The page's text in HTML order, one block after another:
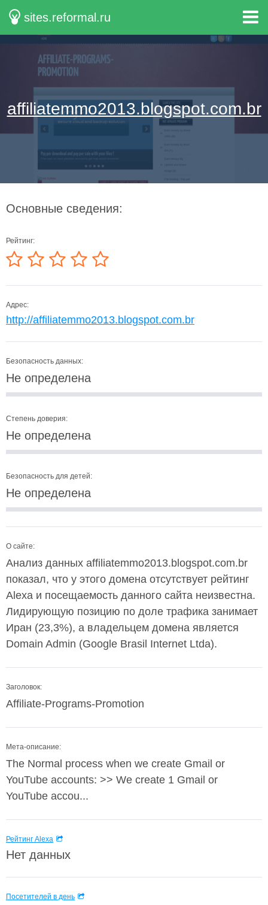
sites.reformal.ru
affiliatemmo2013.blogspot.com.br
Основные сведения:
Рейтинг:
Адрес:
http://affiliatemmo2013.blogspot.com.br
Безопасность данных:
Не определена
Степень доверия:
Не определена
Безопасность для детей:
Не определена
О сайте:
Анализ данных affiliatemmo2013.blogspot.com.br
показал, что у этого домена отсутствует рейтинг
Alexa и посещаемость данного сайта неизвестна.
Лидирующую позицию по доле трафика занимает
Иран (23,3%), а владельцем домена является
Domain Admin (Google Brasil Internet Ltda).
Заголовок:
Affiliate-Programs-Promotion
Мета-описание:
The Normal process when we create Gmail or
YouTube accounts: >> We create 1 Gmail or
YouTube accou...
Рейтинг Alexa
Нет данных
Посетителей в день